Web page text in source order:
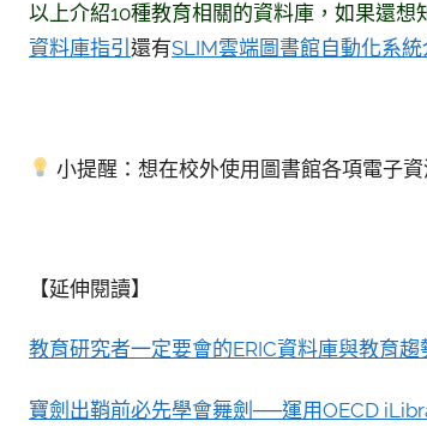
以上介紹10種教育相關的資料庫，如果還
資料庫指引 還有SLIM雲端圖書館自動化系
小提醒：想在校外使用圖書館各項電子
【延伸閱讀】
教育研究者一定要會的ERIC資料庫與教育趨
寶劍出鞘前必先學會舞劍──運用OECD